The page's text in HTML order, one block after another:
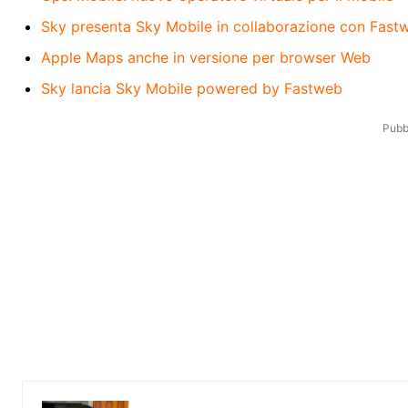
Sky presenta Sky Mobile in collaborazione con
Apple Maps anche in versione per browser Web
Sky lancia Sky Mobile powered by Fastweb